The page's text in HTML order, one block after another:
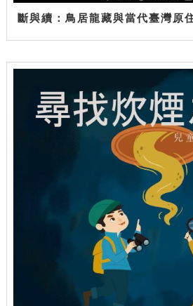
斷與續：鳥居龍藏與當代臺灣原